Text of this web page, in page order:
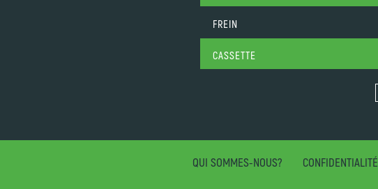
FREIN
CASSETTE
QUI SOMMES-NOUS? CONFIDENTIALITÉ